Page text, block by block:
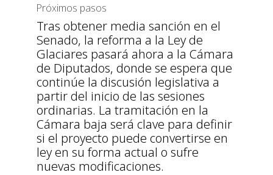
Próximos pasos
Tras obtener media sanción en el
Senado, la reforma a la Ley de
Glaciares pasará ahora a la Cámara
de Diputados, donde se espera que
continúe la discusión legislativa a
partir del inicio de las sesiones
ordinarias. La tramitación en la
Cámara baja será clave para definir
si el proyecto puede convertirse en
ley en su forma actual o sufre
nuevas modificaciones.